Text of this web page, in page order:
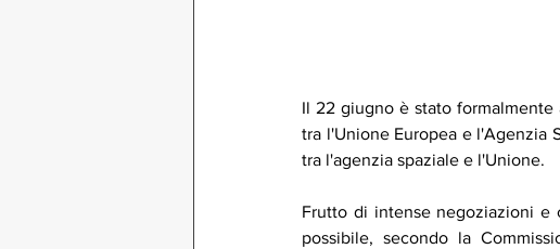
Il 22 giugno è stato formalmente
tra l'Unione Europea e l'Agenzia
tra l'agenzia spaziale e l'Unione.
Frutto di intense negoziazioni e
possibile, secondo la